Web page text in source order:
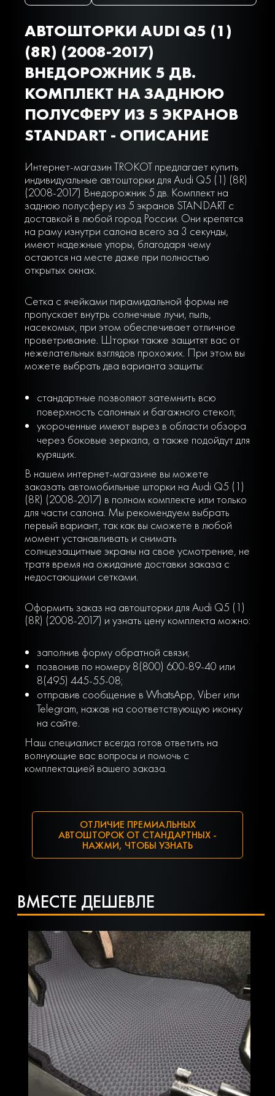
АВТОШТОРКИ AUDI Q5 (1)
(8R) (2008-2017)
ВНЕДОРОЖНИК 5 ДВ.
КОМПЛЕКТ НА ЗАДНЮЮ
ПОЛУСФЕРУ ИЗ 5 ЭКРАНОВ
STANDART - ОПИСАНИЕ
Интернет-магазин TROKOT предлагает купить
индивидуальные автошторки для Audi Q5 (1) (8R)
(2008-2017) Внедорожник 5 дв. Комплект на
заднюю полусферу из 5 экранов STANDART с
доставкой в любой город России. Они крепятся
на раму изнутри салона всего за 3 секунды,
имеют надежные упоры, благодаря чему
остаются на месте даже при полностью
открытых окнах.
Сетка с ячейками пирамидальной формы не
пропускает внутрь солнечные лучи, пыль,
насекомых, при этом обеспечивает отличное
проветривание. Шторки также защитят вас от
нежелательных взглядов прохожих. При этом вы
можете выбрать два варианта защиты:
стандартные позволяют затемнить всю
поверхность салонных и багажного стекол;
укороченные имеют вырез в области обзора
через боковые зеркала, а также подойдут для
курящих.
В нашем интернет-магазине вы можете
заказать автомобильные шторки на Audi Q5 (1)
(8R) (2008-2017) в полном комплекте или только
для части салона. Мы рекомендуем выбрать
первый вариант, так как вы сможете в любой
момент устанавливать и снимать
солнцезащитные экраны на свое усмотрение, не
тратя время на ожидание доставки заказа с
недостающими сетками.
Оформить заказ на автошторки для Audi Q5 (1)
(8R) (2008-2017) и узнать цену комплекта можно:
заполнив форму обратной связи;
позвонив по номеру 8(800) 600-89-40 или
8(495) 445-55-08;
отправив сообщение в WhatsApp, Viber или
Telegram, нажав на соответствующую иконку
на сайте.
Наш специалист всегда готов ответить на
волнующие вас вопросы и помочь с
комплектацией вашего заказа.
ОТЛИЧИЕ ПРЕМИАЛЬНЫХ
АВТОШТОРОК ОТ СТАНДАРТНЫХ -
НАЖМИ, ЧТОБЫ УЗНАТЬ
ВМЕСТЕ ДЕШЕВЛЕ